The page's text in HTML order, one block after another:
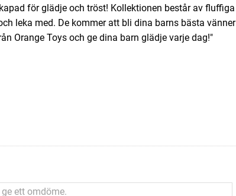
för glädje och tröst! Kollektionen består av fluffiga
leka med. De kommer att bli dina barns bästa vänner
Orange Toys och ge dina barn glädje varje dag!"